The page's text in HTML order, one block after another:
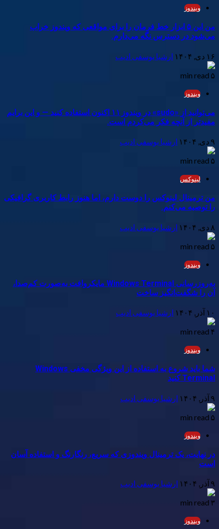
ویندوز
من این ۵ ابزار خط فرمان را برای مواقعی که ویندوز خراب
می‌شود در دسترس نگه می‌دارم.
۱۶ دی, ۱۴۰۴ ارشیا یوسفی ادیب
۵ min read
ویندوز
می‌توانید از «sudo» در ویندوز ۱۱ اکنون استفاده کنید — و این برایم
مفیدتر از آنچه فکر می‌کردم است.
۹ دی, ۱۴۰۴ ارشیا یوسفی ادیب
۵ min read
لینوکس
من ترمینال لینوکس را دوست دارم، اما هنوز رابط کاربری گرافیکی
را توصیه می‌کنم.
۸ دی, ۱۴۰۴ ارشیا یوسفی ادیب
۵ min read
ویندوز
به‌روزرسانی Windows Terminal مایکروافت به‌صورت کم‌صدا،
آن را شگفت‌انگیز ساخت
۱۰ آذر, ۱۴۰۴ ارشیا یوسفی ادیب
۴ min read
ویندوز
شما باید شروع به استفاده از این ویژگی مخفی Windows
Terminal کنید
۹ آذر, ۱۴۰۴ ارشیا یوسفی ادیب
۵ min read
ویندوز
در نهایت، یک ترمینال ویندوزی که سریع، رنگارنگ و استفاده آسان
است
۹ آذر, ۱۴۰۴ ارشیا یوسفی ادیب
۳ min read
ویندوز